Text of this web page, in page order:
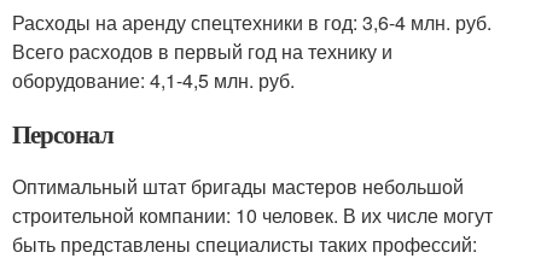
Расходы на аренду спецтехники в год: 3,6-4 млн. руб.
Всего расходов в первый год на технику и
оборудование: 4,1-4,5 млн. руб.
Персонал
Оптимальный штат бригады мастеров небольшой
строительной компании: 10 человек. В их числе могут
быть представлены специалисты таких профессий: